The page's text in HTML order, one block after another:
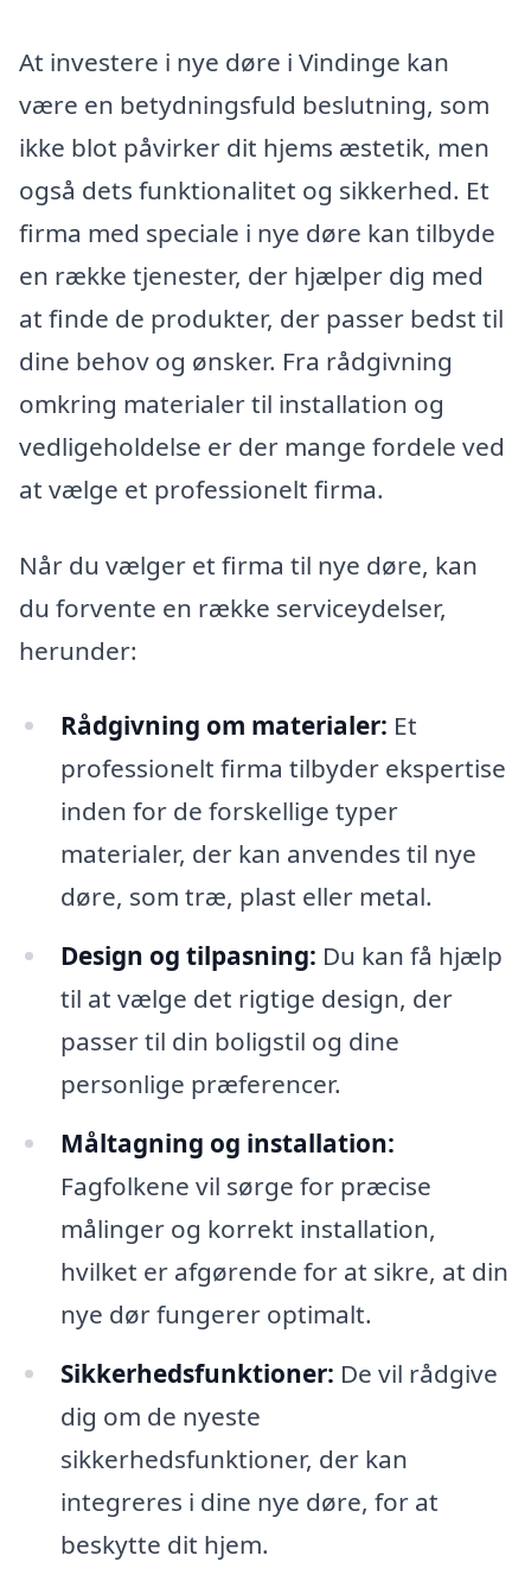
At investere i nye døre i Vindinge kan
være en betydningsfuld beslutning, som
ikke blot påvirker dit hjems æstetik, men
også dets funktionalitet og sikkerhed. Et
firma med speciale i nye døre kan tilbyde
en række tjenester, der hjælper dig med
at finde de produkter, der passer bedst til
dine behov og ønsker. Fra rådgivning
omkring materialer til installation og
vedligeholdelse er der mange fordele ved
at vælge et professionelt firma.
Når du vælger et firma til nye døre, kan
du forvente en række serviceydelser,
herunder:
Rådgivning om materialer: Et
professionelt firma tilbyder ekspertise
inden for de forskellige typer
materialer, der kan anvendes til nye
døre, som træ, plast eller metal.
Design og tilpasning: Du kan få hjælp
til at vælge det rigtige design, der
passer til din boligstil og dine
personlige præferencer.
Måltagning og installation:
Fagfolkene vil sørge for præcise
målinger og korrekt installation,
hvilket er afgørende for at sikre, at din
nye dør fungerer optimalt.
Sikkerhedsfunktioner: De vil rådgive
dig om de nyeste
sikkerhedsfunktioner, der kan
integreres i dine nye døre, for at
beskytte dit hjem.